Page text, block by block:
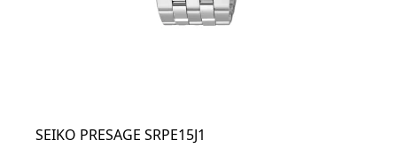
SEIKO PRESAGE SRPE15J1